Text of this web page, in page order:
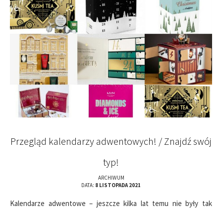
Przegląd kalendarzy adwentowych! / Znajdź swój
typ!
ARCHIWUM
DATA: 8 LISTOPADA 2021
Kalendarze adwentowe – jeszcze kilka lat temu nie były tak